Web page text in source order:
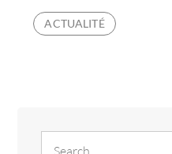
AVANTAGES
D’UN
ACTUALITÉ